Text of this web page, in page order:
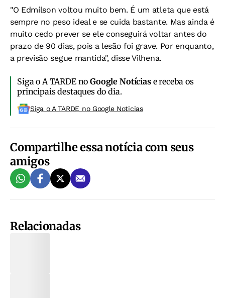
"O Edmílson voltou muito bem. É um atleta que está
sempre no peso ideal e se cuida bastante. Mas ainda é
muito cedo prever se ele conseguirá voltar antes do
prazo de 90 dias, pois a lesão foi grave. Por enquanto,
a previsão segue mantida", disse Vilhena.
Siga o A TARDE noGoogle Notíciase receba os
principais destaques do dia.
Siga o A TARDE no Google Noticias
Compartilhe essa notícia com seus
amigos
Relacionadas